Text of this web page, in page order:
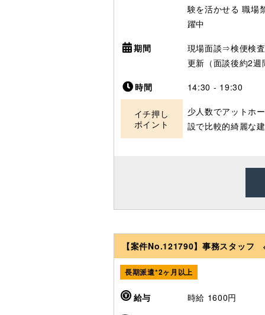
験を活かせる 職場
躍中
期間
現場面談⇒検便検
更新（面談後約2週
時間 14:30 - 19:30
イチ押し
ポイント
少人数でアットホ
設で比較的綺麗な
【案件No.121790】事務スタッフ
長期派遣*2ヶ月以上
給与 時給 1600円